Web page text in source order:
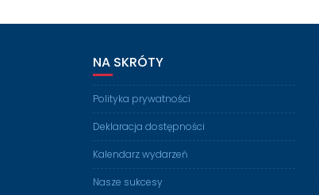
NA SKRÓTY
Polityka prywatności
Deklaracja dostępności
Kalendarz wydarzeń
Nasze sukcesy